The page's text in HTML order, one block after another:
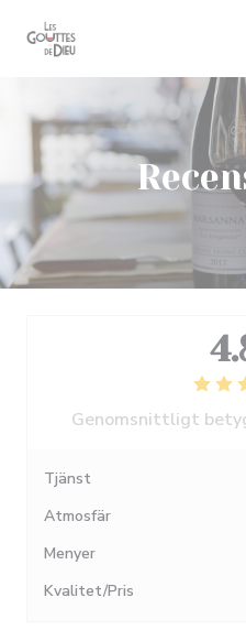
Genomsnittligt
Tjänst
Atmosfär
Menyer
Kvalitet/Pris